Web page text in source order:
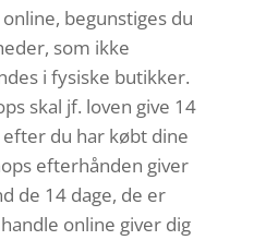
begunstiges du
som ikke
i fysiske butikker.
skal jf. loven give 14
du har købt dine
efterhånden giver
de 14 dage, de er
online giver dig